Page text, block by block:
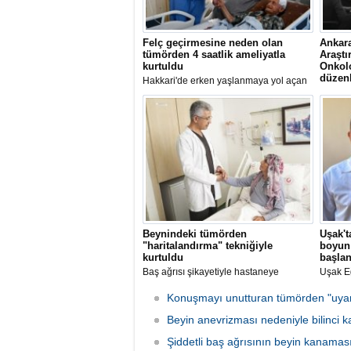
Felç geçirmesine neden olan
tümörden 4 saatlik ameliyatla
kurtuldu
Hakkari'de erken yaşlanmaya yol açan
genetik hastalık (Werner sendromu)
teşhisi konulan Tahir Sönmez, felç
geçirmesine neden olan beynindeki
tümörden Hakkari Devlet Hastanesi'nde
yapılan 4 saatlik ameliyatla kurtuldu.
Beynindeki tümörden
"haritalandırma" tekniğiyle
kurtuldu
Baş ağrısı şikayetiyle hastaneye
Kabadayı, felç riski taşıyan kritik
bölgedeki tümörden "beyin
haritalandırma" tekniğiyle kurtuldu.
boyun
Uşak
"Full
temin
Konuşmayı unutturan tümörden
Beyin anevrizması nedeniyle bilinci
Şiddetli baş ağrısının beyin